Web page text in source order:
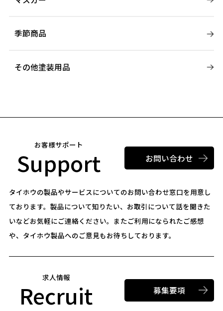
季節商品
その他塗装用品
お客様サポート
Support お問い合わせ
タイホウの製品やサービスについてのお問い合わせ窓口を用意し
ております。 製品について知りたい、お取引について話を聞きた
いなどお気軽にご連絡ください。 またご利用になられたご感想
や、タイホウ製品へのご意見もお待ちしております。
求人情報
Recruit 募集要項